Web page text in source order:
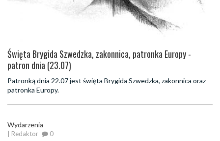
Święta Brygida Szwedzka, zakonnica, patronka Europy -
patron dnia (23.07)
Patronką dnia 22.07 jest święta Brygida Szwedzka, zakonnica oraz
patronka Europy.
Wydarzenia
| Redaktor 0